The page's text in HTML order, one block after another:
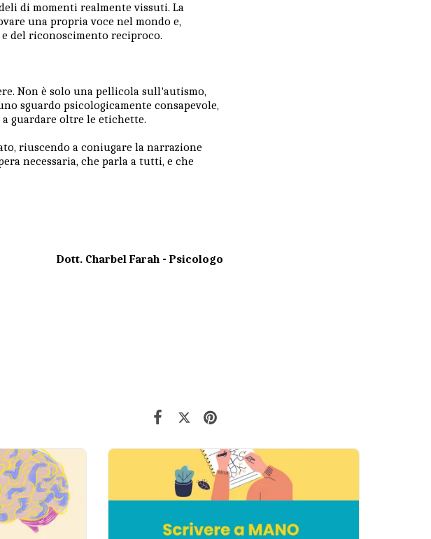
di momenti realmente vissuti. La
una propria voce nel mondo e,
del riconoscimento reciproco.
Non è solo una pellicola sull'autismo,
sguardo psicologicamente consapevole,
guardare oltre le etichette.
riuscendo a coniugare la narrazione
necessaria, che parla a tutti, e che
Dott. Charbel Farah - Psicologo